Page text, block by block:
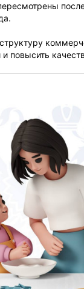
повысить